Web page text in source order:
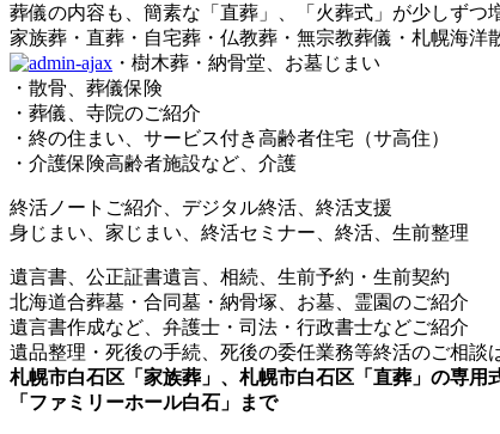
葬儀の内容も、簡素な「直葬」、「火葬式」が少しずつ
家族葬・直葬・自宅葬・仏教葬・無宗教葬儀・札幌海洋
・樹木葬・納骨堂、お墓じまい
・散骨、葬儀保険
・葬儀、寺院のご紹介
・終の住まい、サービス付き高齢者住宅（サ高住）
・介護保険高齢者施設など、介護
終活ノートご紹介、デジタル終活、終活支援
身じまい、家じまい、終活セミナー、終活、生前整理
遺言書、公正証書遺言、相続、生前予約・生前契約
北海道合葬墓・合同墓・納骨塚、お墓、霊園のご紹介
遺言書作成など、弁護士・司法・行政書士などご紹介
遺品整理・死後の手続、死後の委任業務等終活のご相談
札幌市白石区「家族葬」、札幌市白石区「直葬」の専用
「ファミリーホール白石」まで